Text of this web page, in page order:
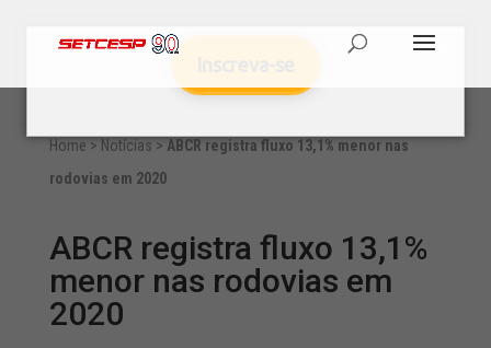
Home > Notícias > ABCR registra fluxo 13,1% menor nas
rodovias em 2020
ABCR registra fluxo 13,1%
menor nas rodovias em
2020